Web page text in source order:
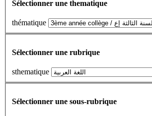
Sélectionner une thematique
thématique
Sélectionner une rubrique
sthematique
Sélectionner une sous-rubrique